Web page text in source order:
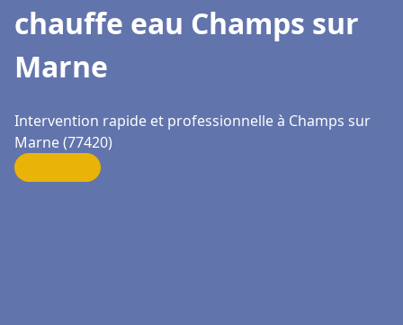
chauffe eau Champs sur
Marne
Intervention rapide et professionnelle à Champs sur
Marne (77420)